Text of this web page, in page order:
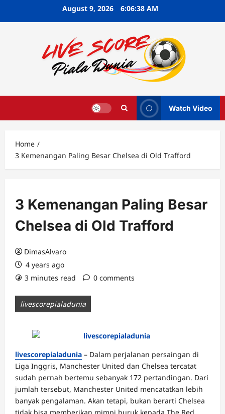
August 9, 2026 6:06:39 AM
Watch Video
Home
3 Kemenangan Paling Besar Chelsea di Old Trafford
3 Kemenangan Paling Besar
Chelsea di Old Trafford
DimasAlvaro
4 years ago
3 minutes read
0 comments
livescorepialadunia
livescorepialadunia – Dalam perjalanan persaingan di
Liga Inggris, Manchester United dan Chelsea tercatat
sudah pernah bertemu sebanyak 172 pertandingan. Dari
jumlah tersebut, Manchester United mencatatkan lebih
banyak pengalaman. Akan tetapi, bukan berarti Chelsea